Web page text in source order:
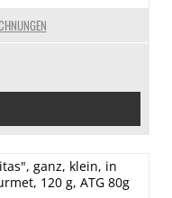
ganz, klein, in
120 g, ATG 80g